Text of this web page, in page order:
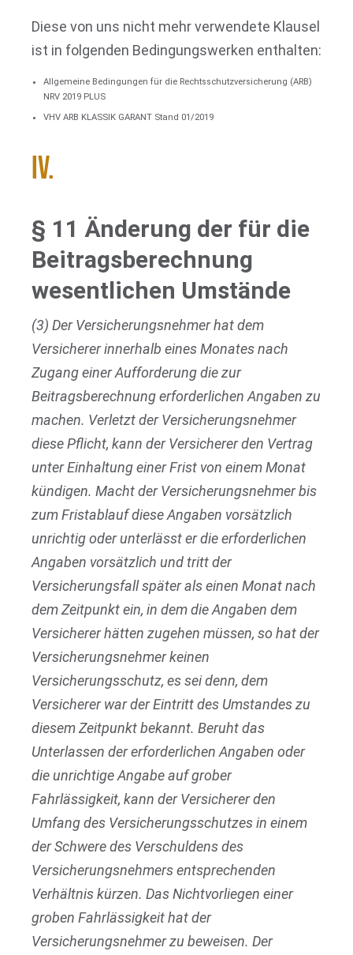
Diese von uns nicht mehr verwendete Klausel
ist in folgenden Bedingungswerken enthalten:
Allgemeine Bedingungen für die Rechtsschutzversicherung (ARB)
NRV 2019 PLUS
VHV ARB KLASSIK GARANT Stand 01/2019
IV.
§ 11 Änderung der für die
Beitragsberechnung
wesentlichen Umstände
(3) Der Versicherungsnehmer hat dem
Versicherer innerhalb eines Monates nach
Zugang einer Aufforderung die zur
Beitragsberechnung erforderlichen Angaben zu
machen. Verletzt der Versicherungsnehmer
diese Pflicht, kann der Versicherer den Vertrag
unter Einhaltung einer Frist von einem Monat
kündigen. Macht der Versicherungsnehmer bis
zum Fristablauf diese Angaben vorsätzlich
unrichtig oder unterlässt er die erforderlichen
Angaben vorsätzlich und tritt der
Versicherungsfall später als einen Monat nach
dem Zeitpunkt ein, in dem die Angaben dem
Versicherer hätten zugehen müssen, so hat der
Versicherungsnehmer keinen
Versicherungsschutz, es sei denn, dem
Versicherer war der Eintritt des Umstandes zu
diesem Zeitpunkt bekannt. Beruht das
Unterlassen der erforderlichen Angaben oder
die unrichtige Angabe auf grober
Fahrlässigkeit, kann der Versicherer den
Umfang des Versicherungsschutzes in einem
der Schwere des Verschuldens des
Versicherungsnehmers entsprechenden
Verhältnis kürzen. Das Nichtvorliegen einer
groben Fahrlässigkeit hat der
Versicherungsnehmer zu beweisen. Der